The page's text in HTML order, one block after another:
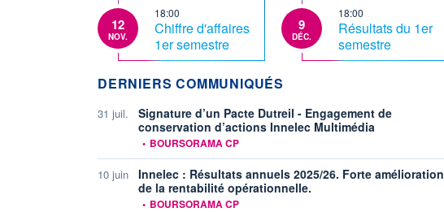
12
NOV.
18:00
Chiffre d'affaires
1er semestre
9
DÉC.
18:00
Résultats du 1er
semestre
DERNIERS COMMUNIQUÉS
31 juil.
Signature d’un Pacte Dutreil - Engagement de
conservation d’actions Innelec Multimédia
information fournie par
• BOURSORAMA CP
10 juin
Innelec : Résultats annuels 2025/26. Forte amélioration
de la rentabilité opérationnelle.
information fournie par
• BOURSORAMA CP